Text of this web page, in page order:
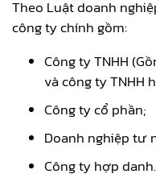
Theo Luật doanh
công ty chính gồm:
Công ty TNHH
và công ty TNHH
Công ty cổ phần;
Doanh nghiệp tư
Công ty hợp danh.